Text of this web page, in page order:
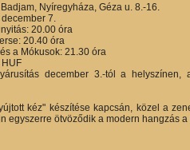
Nyíregyháza, Géza u. 8.-16.
7.
20.00 óra
20.40 óra
21.30 óra
december 3.-tól a
kéz" készítése kapcsán, közel a
egyszerre ötvöződik a modern hangzás a